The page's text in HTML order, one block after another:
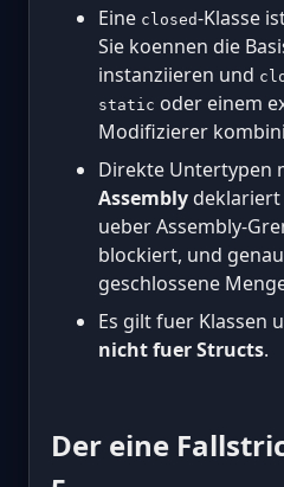
Eine closed-Klasse
Sie koennen die
instanziieren und
static oder einem
Modifizierer
Direkte Untertypen
Assembly
ueber Assembly-
blockiert, und
geschlossene
Es gilt fuer Klassen
nicht fuer Structs.
Der eine